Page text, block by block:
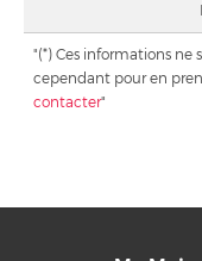
"(*) Ces informations ne
cependant pour en
contacter"